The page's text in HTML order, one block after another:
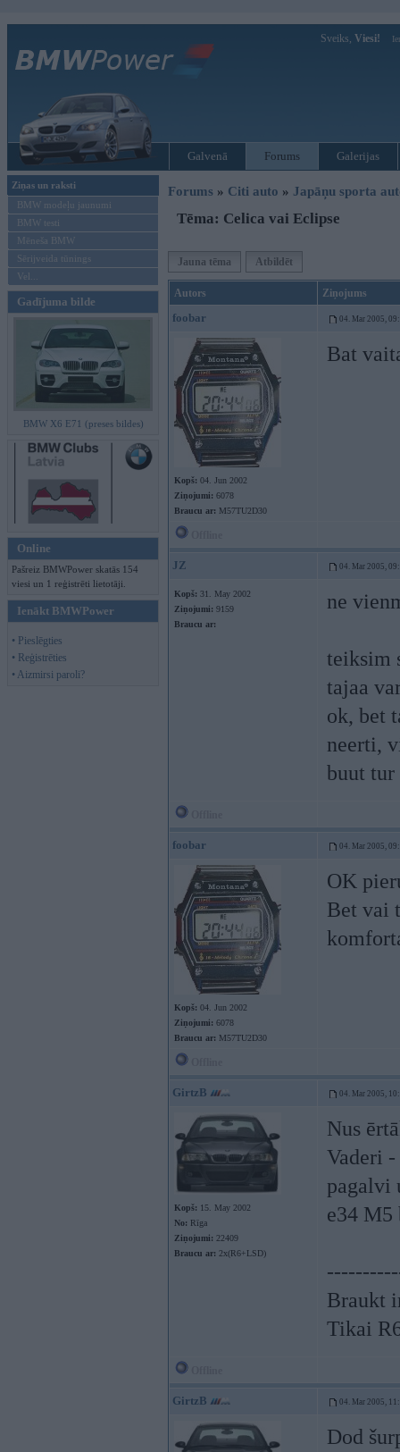
Sveiks, Viesi!
Galvenā Forums Galerijas
Ziņas un raksti
BMW modeļu jaunumi
BMW testi
Mēneša BMW
Sērijveida tūnings
Vel...
Gadījuma bilde
BMW X6 E71 (preses bildes)
Online
Pašreiz BMWPower skatās 154
viesi un 1 reģistrēti lietotāji.
Ienākt BMWPower
• Pieslēgties
• Reģistrēties
• Aizmirsi paroli?
Forums » Citi auto » Japāņu sporta
Tēma: Celica vai Eclipse
Jauna tēma Atbildēt
Autors Ziņojums
foobar 04. Mar 2005,
Kopš: 04. Jun 2002
Ziņojumi: 6078
Braucu ar: M57TU2D30
Bat
JZ 04. Mar 2005,
Kopš: 31. May 2002
Ziņojumi: 9159
Braucu ar:
ne
teiksim
tajaa
ok, bet
neerti,
buut
foobar 04. Mar 2005,
Kopš: 04. Jun 2002
Ziņojumi: 6078
Braucu ar: M57TU2D30
OK
Bet vai
GirtzB 04. Mar 2005,
Kopš: 15. May 2002
No: Rīga
Ziņojumi: 22409
Braucu ar: 2x(R6+LSD)
Nus
Vaderi
pagalvi
e34
Braukt
Tikai
GirtzB 04. Mar 2005,
Dod